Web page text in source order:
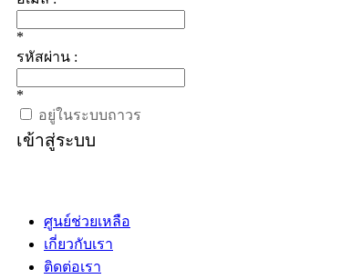
*
รหัสผ่าน :
*
อยู่ในระบบถาวร
เข้าสู่ระบบ
ศูนย์ช่วยเหลือ
เกี่ยวกับเรา
ติดต่อเรา